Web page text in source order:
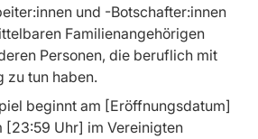
und -Botschafter:innen
Familienangehörigen
Personen, die beruflich mit
zu tun haben.
beginnt am [Eröffnungsdatum]
[23:59 Uhr] im Vereinigten